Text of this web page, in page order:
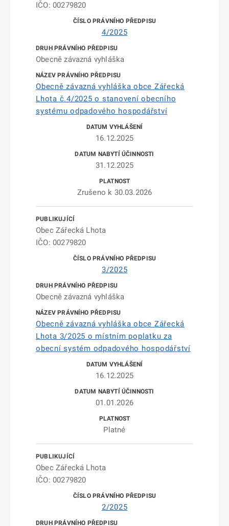
IČO: 00279820
4/2025
Obecně závazná vyhláška
Obecně závazná vyhláška obce Zářecká
Lhota č.4/2025 o stanovení obecního
systému odpadového hospodářství
16.12.2025
31.12.2025
Zrušeno k 30.03.2026
Obec Zářecká Lhota
IČO: 00279820
3/2025
Obecně závazná vyhláška
Obecně závazná vyhláška obce Zářecká
Lhota 3/2025 o místním poplatku za
obecní systém odpadového hospodářství
16.12.2025
01.01.2026
Platné
Obec Zářecká Lhota
IČO: 00279820
2/2025